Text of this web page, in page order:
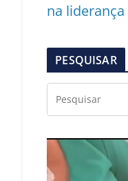
na liderança
PESQUISAR